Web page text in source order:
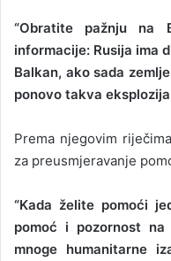
“Obratite pažnju na
informacije: Rusija ima
Balkan, ako sada
ponovo takva
Prema njegovim
za preusmjeravanje
“Kada želite pomoći
pomoć i pozornost na
mnoge humanitarne